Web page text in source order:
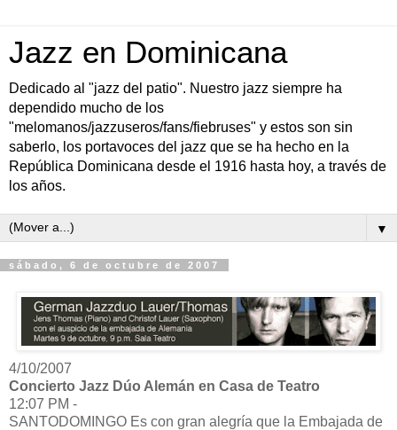
Jazz en Dominicana
Dedicado al "jazz del patio". Nuestro jazz siempre ha
dependido mucho de los
"melomanos/jazzuseros/fans/fiebruses" y estos son sin
saberlo, los portavoces del jazz que se ha hecho en la
República Dominicana desde el 1916 hasta hoy, a través de
los años.
▼
sábado, 6 de octubre de 2007
4/10/2007
Concierto Jazz Dúo Alemán en Casa de Teatro
12:07 PM -
SANTODOMINGO Es con gran alegría que la Embajada de